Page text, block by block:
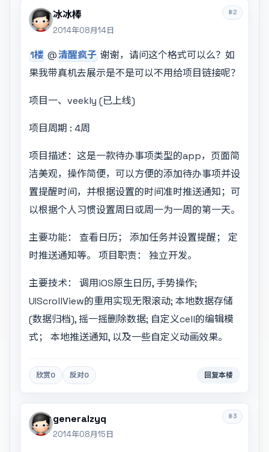
#2
冰冰棒
2014年08月14日
1楼 @清醒疯子 谢谢，请问这个格式可以么？如
果我带真机去展示是不是可以不用给项目链接呢？
项目一、veekly (已上线)
项目周期 : 4周
项目描述：这是一款待办事项类型的app，页面简
洁美观，操作简便，可以方便的添加待办事项并设
置提醒时间，并根据设置的时间准时推送通知；可
以根据个人习惯设置周日或周一为一周的第一天。
主要功能： 查看日历； 添加任务并设置提醒； 定
时推送通知等。 项目职责： 独立开发。
主要技术： 调用iOS原生日历, 手势操作;
UIScrollView的重用实现无限滚动; 本地数据存储
(数据归档), 摇一摇删除数据; 自定义cell的编辑模
式； 本地推送通知, 以及一些自定义动画效果。
欣赏0 反对0 回复本楼
#3
generalzyq
2014年08月15日